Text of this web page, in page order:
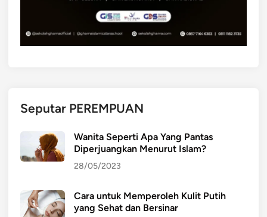
a
n
g
b
:
M
E
M
H
U
N
G
Seputar PEREMPUAN
Wanita Seperti Apa Yang Pantas
Diperjuangkan Menurut Islam?
28/05/2023
Cara untuk Memperoleh Kulit Putih
yang Sehat dan Bersinar